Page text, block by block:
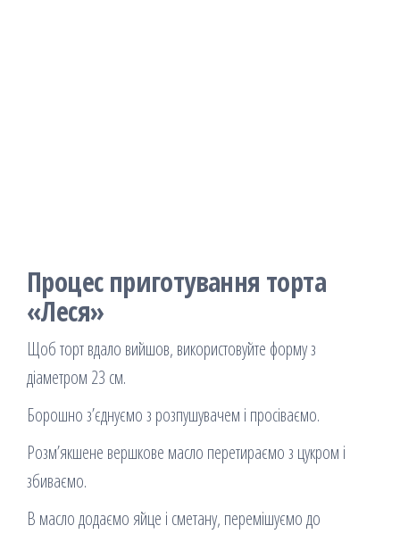
Процес приготування торта
«Леся»
Щоб торт вдало вийшов, використовуйте форму з
діаметром 23 см.
Борошно з’єднуємо з розпушувачем і просіваємо.
Розм’якшене вершкове масло перетираємо з цукром і
збиваємо.
В масло додаємо яйце і сметану, перемішуємо до